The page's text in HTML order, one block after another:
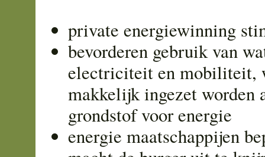
private energiewinning
bevorderen gebruik van
electriciteit en mobiliteit,
makkelijk ingezet worden
grondstof voor energie
energie maatschappijen